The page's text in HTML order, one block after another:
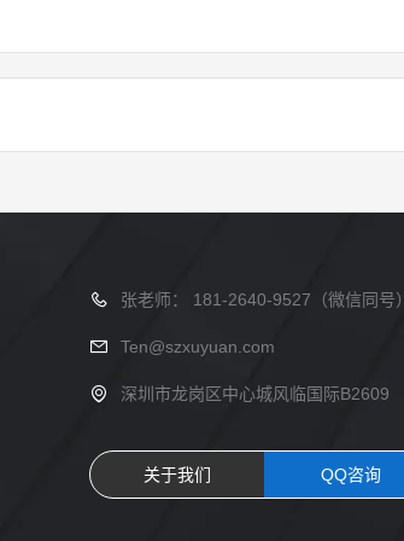
张老师： 181-2640-9527（微信同号）
Ten@szxuyuan.com
深圳市龙岗区中心城风临国际B2609
关于我们 QQ咨询